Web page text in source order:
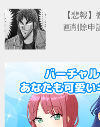
【悲報
画削除申